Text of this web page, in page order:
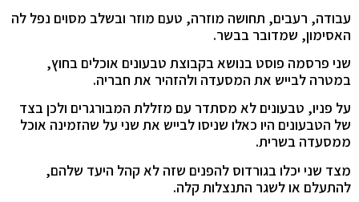
עבודה, רעבים, תחושה מוזרה, טעם מוזר ובשלב מסוים נפל לה
האסימון, שמדובר בבשר.
שני פרסמה פוסט בנושא בקבוצת טבעונים אוכלים בחוץ,
במטרה לבייש את המסעדה ולהזהיר את חבריה.
על פניו, טבעונים לא מסתדר עם מזללת המבורגרים ולכן בצד
של הטבעונים היו כאלו שניסו לבייש את שני על שהזמינה אוכל
ממסעדה בשרית.
מצד שני יכלו בגורדוס להפנים שזה לא קהל היעד שלהם,
להתעלם או לשגר התנצלות קלה.